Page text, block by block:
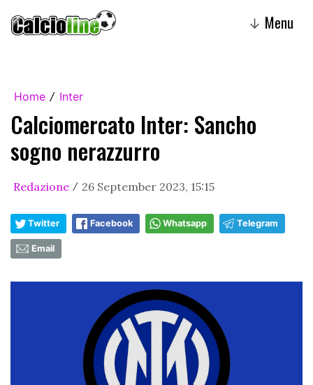
↓ Menu
Home / Inter
Calciomercato Inter: Sancho
sogno nerazzurro
Redazione / 26 September 2023, 15:15
Twitter Facebook Whatsapp Telegram
Email